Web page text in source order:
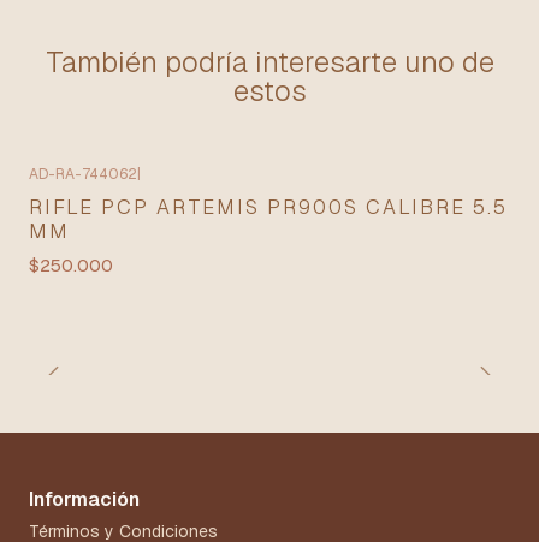
También podría interesarte uno de
estos
AD-RA-744062
RIFLE PCP ARTEMIS PR900S CALIBRE 5.5
MM
$250.000
Información
Términos y Condiciones